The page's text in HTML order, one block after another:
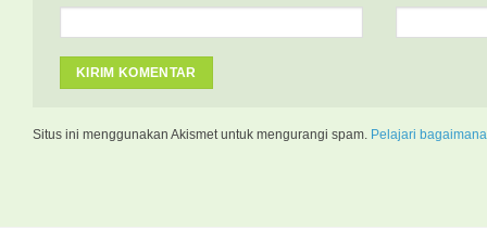
Situs ini menggunakan Akismet untuk mengurangi spam. Pelajari